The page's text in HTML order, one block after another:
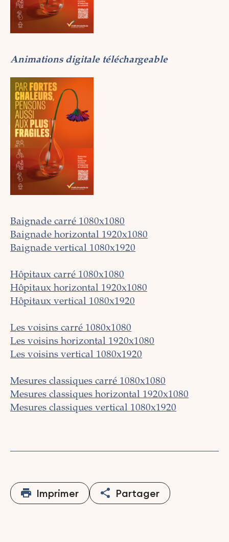
Animations digitale téléchargeable
Baignade carré 1080x1080
Baignade horizontal 1920x1080
Baignade vertical 1080x1920
Hôpitaux carré 1080x1080
Hôpitaux horizontal 1920x1080
Hôpitaux vertical 1080x1920
Les voisins carré 1080x1080
Les voisins horizontal 1920x1080
Les voisins vertical 1080x1920
Mesures classiques carré 1080x1080
Mesures classiques horizontal 1920x1080
Mesures classiques vertical 1080x1920
Imprimer Partager